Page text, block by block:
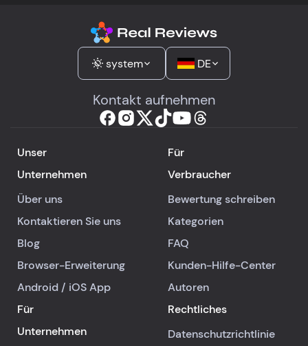
system DE
Kontakt aufnehmen
Unser
Unternehmen
Über uns
Kontaktieren Sie uns
Blog
Browser-Erweiterung
Android / iOSApp
Für
Verbraucher
Bewertung schreiben
Kategorien
FAQ
Kunden-Hilfe-Center
Autoren
Für
Unternehmen
Rechtliches
Datenschutzrichtlinie